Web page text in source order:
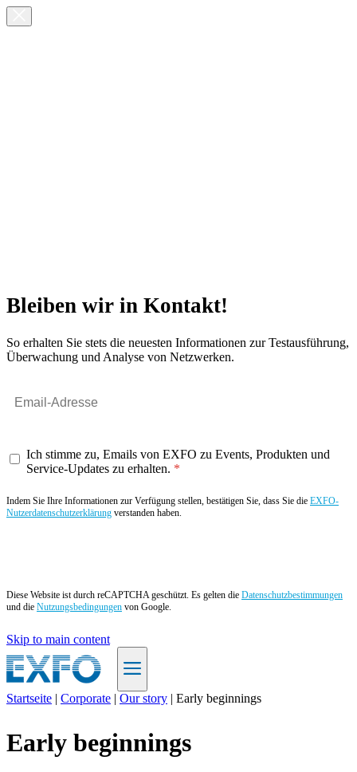
Bleiben wir in Kontakt!
So erhalten Sie stets die neuesten Informationen zur Testausführung,
Überwachung und Analyse von Netzwerken.
Ich stimme zu, Emails von EXFO zu Events, Produkten und
Service-Updates zu erhalten.
Indem Sie Ihre Informationen zur Verfügung stellen, bestätigen Sie, dass Sie die EXFO-
Nutzerdatenschutzerklärung verstanden haben.
Diese Website ist durch reCAPTCHA geschützt. Es gelten die Datenschutzbestimmungen
und die Nutzungsbedingungen von Google.
Skip to main content
Produkte
Startseite | Corporate | Our story | Early beginnings
Early beginnings